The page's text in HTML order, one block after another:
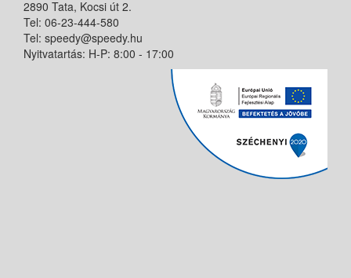
2890 Tata, Kocsi út 2.
Tel: 06-23-444-580
Tel: speedy@speedy.hu
Nyitvatartás: H-P: 8:00 - 17:00